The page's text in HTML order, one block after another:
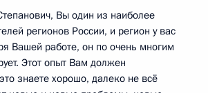
Вы один из наиболее
регионов России, и регион у вас
Вашей работе, он по очень многим
Этот опыт Вам должен
знаете хорошо, далеко не всё